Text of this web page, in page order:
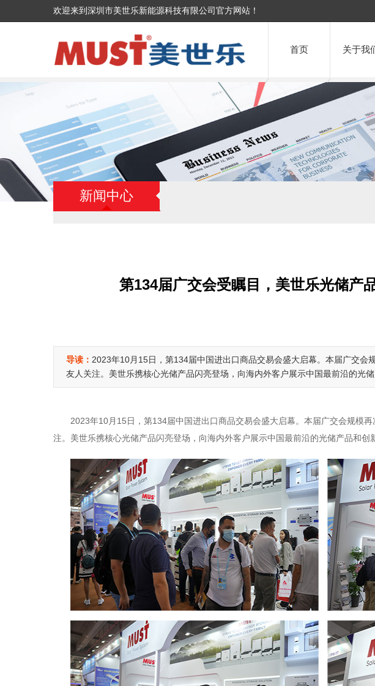
欢迎来到深圳市美世乐新能源科技有限公司官方网站！
首页 关于我
新闻中心
第134届广交会受瞩目，美世乐光储产
导读： 2023年10月15日，第134届中国进出口商品交易会盛大启幕。本届广交会
友人关注。美世乐携核心光储产品闪亮登场，向海内外客户展示中国最前沿的光储
2023年10月15日，第134届中国进出口商品交易会盛大启幕。本届广交会规模
注。美世乐携核心光储产品闪亮登场，向海内外客户展示中国最前沿的光储产品和创